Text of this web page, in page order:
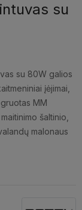
su
su 80W galios
įėjimai,
MM
šaltinio,
malonaus